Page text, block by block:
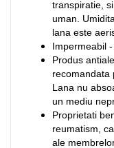
transpiratie,
uman.
lana este
Impermeabil
Produs
recomandata
Lana nu
un mediu
Proprietati
reumatism,
ale